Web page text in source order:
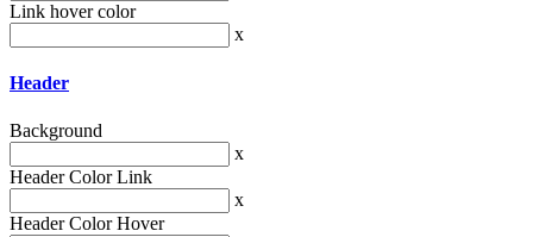
Link hover color
x
Header
Background
x
Header Color Link
x
Header Color Hover